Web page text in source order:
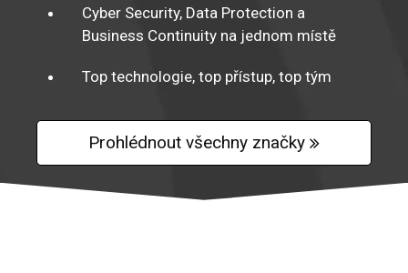
Cyber Security, Data Protection a
Business Continuity na jednom místě
Top technologie, top přístup, top tým
Prohlédnout všechny značky